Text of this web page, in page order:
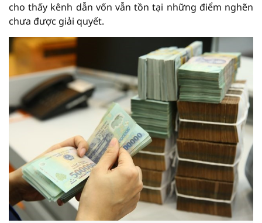
cho thấy kênh dẫn vốn vẫn tồn tại những điểm nghẽn
chưa được giải quyết.